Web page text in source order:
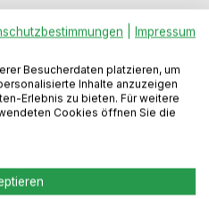
Impressum
Besucherdaten platzieren, um
Inhalte anzuzeigen
Erlebnis zu bieten. Für weitere
Cookies öffnen Sie die